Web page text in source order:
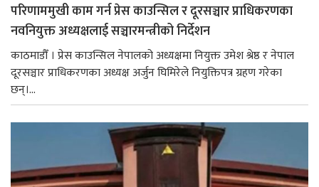
परिणाममुखी काम गर्न प्रेस काउन्सिल र दूरसञ्चार प्राधिकरणका
नवनियुक्त अध्यक्षलाई सञ्चारमन्त्रीको निर्देशन
काठमाडौँ । प्रेस काउन्सिल नेपालको अध्यक्षमा नियुक्त उमेश श्रेष्ठ र नेपाल
दूरसञ्चार प्राधिकरणका अध्यक्ष अर्जुन घिमिरेले नियुक्तिपत्र ग्रहण गरेका
छन्।...